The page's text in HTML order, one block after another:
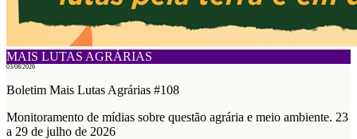
MAIS LUTAS AGRÁRIAS
03/08/2026
Boletim Mais Lutas Agrárias #108
Monitoramento de mídias sobre questão agrária e meio ambiente. 23
a 29 de julho de 2026